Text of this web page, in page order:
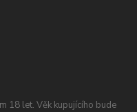
18 let. Věk kupujícího bude